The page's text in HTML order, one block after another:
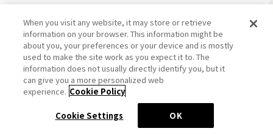
作品トップに戻る
アニメトップ
…
When you visit any website, it may store or retrieve
information on your browser. This information might be
about you, your preferences or your device and is mostly
used to make the site work as you expect it to. The
information does not usually directly identify you, but it
can give you a more personalized web
experience. Cookie Policy
Cookie Settings OK